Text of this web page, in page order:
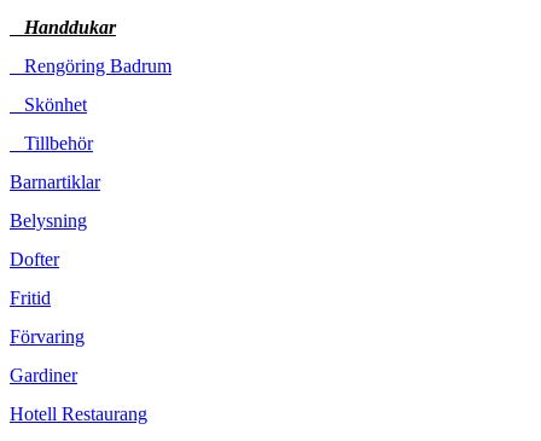
Handdukar
Rengöring Badrum
Skönhet
Tillbehör
Barnartiklar
Belysning
Dofter
Fritid
Förvaring
Gardiner
Hotell Restaurang